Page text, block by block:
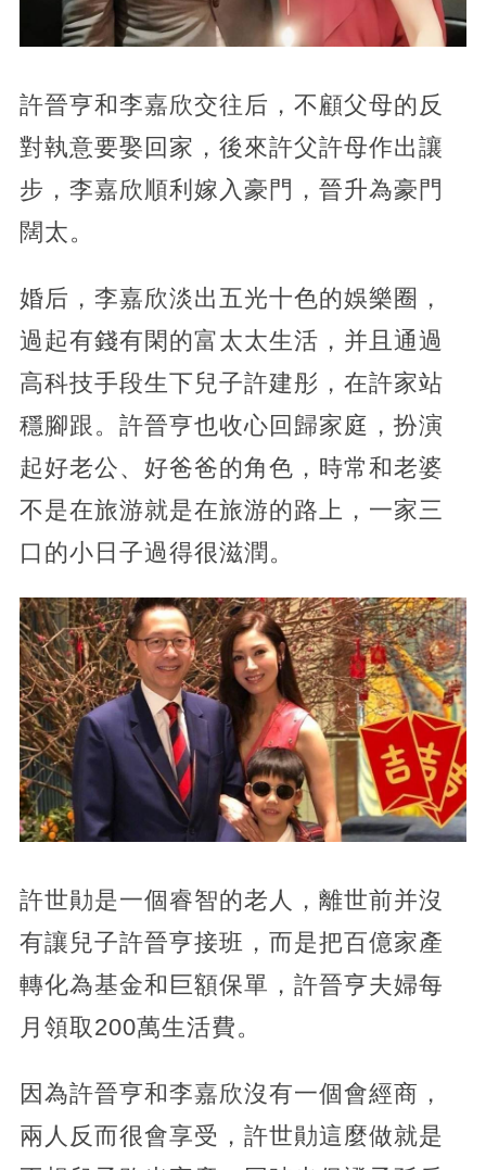
許晉亨和李嘉欣交往后，不顧父母的反
對執意要娶回家，後來許父許母作出讓
步，李嘉欣順利嫁入豪門，晉升為豪門
闊太。
婚后，李嘉欣淡出五光十色的娛樂圈，
過起有錢有閑的富太太生活，并且通過
高科技手段生下兒子許建彤，在許家站
穩腳跟。許晉亨也收心回歸家庭，扮演
起好老公、好爸爸的角色，時常和老婆
不是在旅游就是在旅游的路上，一家三
口的小日子過得很滋潤。
許世勛是一個睿智的老人，離世前并沒
有讓兒子許晉亨接班，而是把百億家產
轉化為基金和巨額保單，許晉亨夫婦每
月領取200萬生活費。
因為許晉亨和李嘉欣沒有一個會經商，
兩人反而很會享受，許世勛這麼做就是